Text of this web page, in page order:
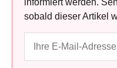
informiert werden.
sobald dieser Artikel